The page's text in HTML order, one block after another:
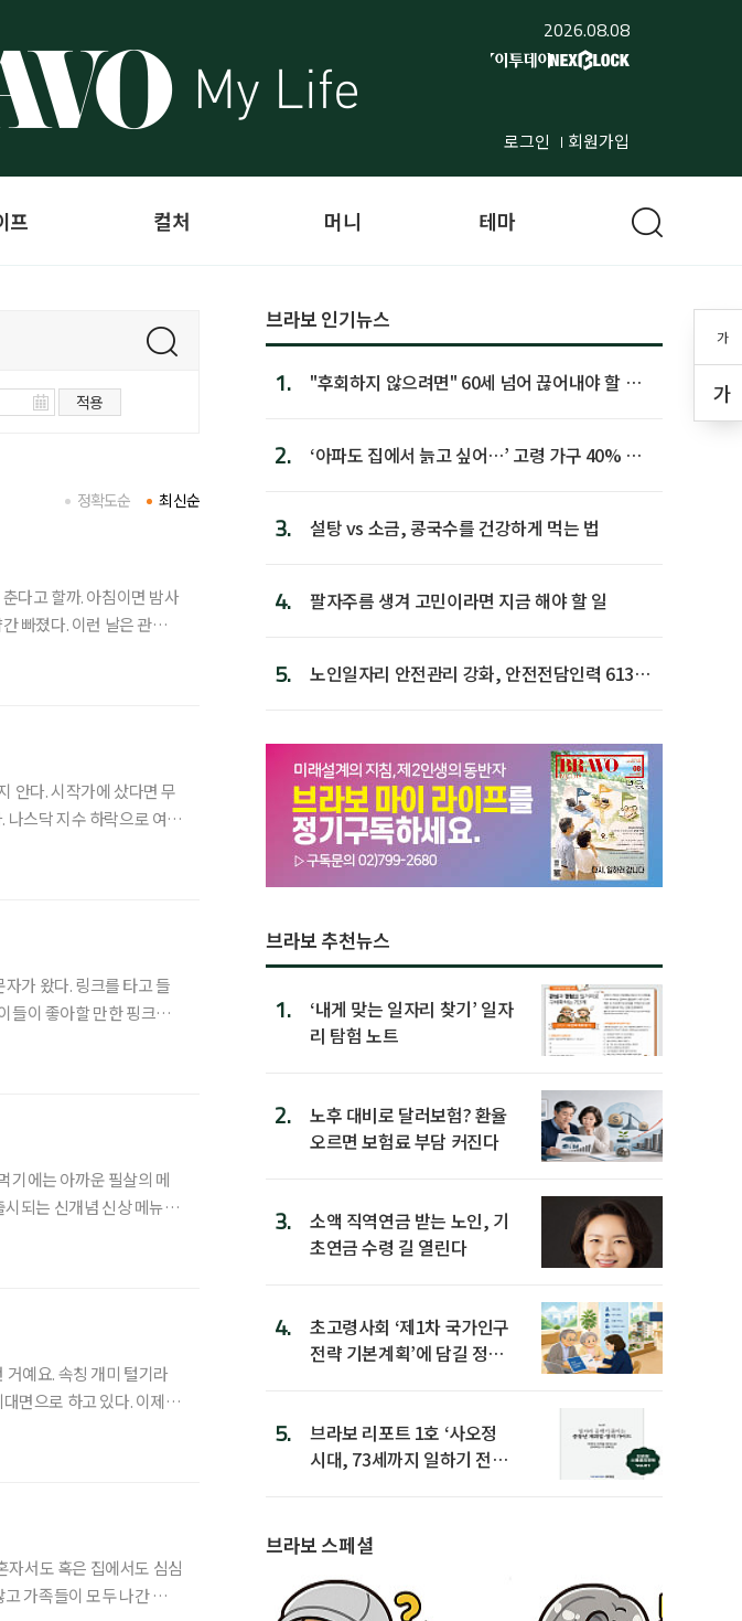
2026.08.08
로그인 회원가입
가
가
프 컬처 머니 테마
적용
최신순
정확도순
다고 할까. 아침이면 밤사
빠졌다. 이런 날은 관망세
안다. 시작가에 샀다면 무
나스닥 지수 하락으로 여기
가 왔다. 링크를 타고 들
들이 좋아할 만한 핑크핑
기에는 아까운 필살의 메
되는 신개념 신상 메뉴 서
예요. 속칭 개미 털기라
자서도 혹은 집에서도 심심
가족들이 모두 나간 빈집
브라보 인기뉴스
1.
"후회하지 않으려면" 60세 넘어 끊어내야 할 사
2.
‘아파도 집에서 늙고 싶어…’ 고령 가구 40% 노
3. 설탕 vs 소금, 콩국수를 건강하게 먹는 법
4. 팔자주름 생겨 고민이라면 지금 해야 할 일
5.
노인일자리 안전관리 강화, 안전전담인력 613명
브라보 추천뉴스
1.
‘내게 맞는 일자리 찾기’ 일자
리 탐험 노트
2.
노후 대비로 달러보험? 환율
오르면 보험료 부담 커진다
3.
소액 직역연금 받는 노인, 기
초연금 수령 길 열린다
4.
초고령사회 ‘제1차 국가인구
전략 기본계획’에 담길 정책
5.
브라보 리포트 1호 ‘사오정
시대, 73세까지 일하기 전략’
브라보 스페셜